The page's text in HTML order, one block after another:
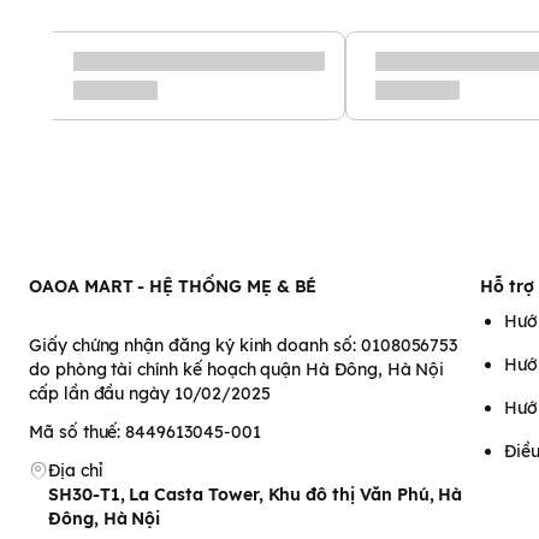
OAOA MART - HỆ THỐNG MẸ & BÉ
Giấy chứng nhận đăng ký kinh doanh số: 0108056753
do phòng tài chính kế hoạch quận Hà Đông, Hà Nội
cấp lần đầu ngày 10/02/2025
Mã số thuế: 8449613045-001
Địa chỉ
SH30-T1, La Casta Tower, Khu đô thị Văn Phú, Hà
Đông, Hà Nội
Hỗ trợ